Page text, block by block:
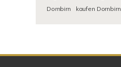
Dornbirn
kaufen Dornbirn